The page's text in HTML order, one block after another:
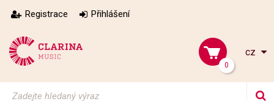
Registrace Přihlášení
0
cz